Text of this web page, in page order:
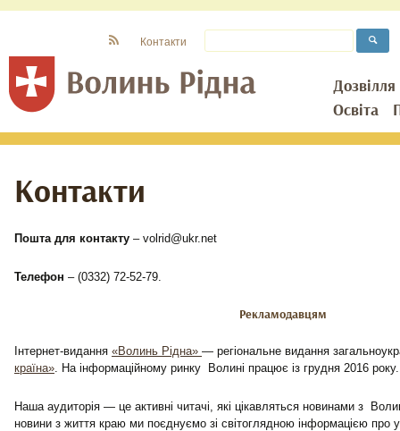
Дозвілля
Освіта
Контакти
Контакти
Пошта для контакту – volrid@ukr.net
Телефон – (0332) 72-52-79.
Рекламодавцям
Інтернет-видання «Волинь Рідна» — регіональне видання
країна». На інформаційному ринку Волині працює із грудня 2016 року.
Наша аудиторія — це активні читачі, які цікавляться новинами з
новини з життя краю ми поєднуємо зі світоглядною інформацією про